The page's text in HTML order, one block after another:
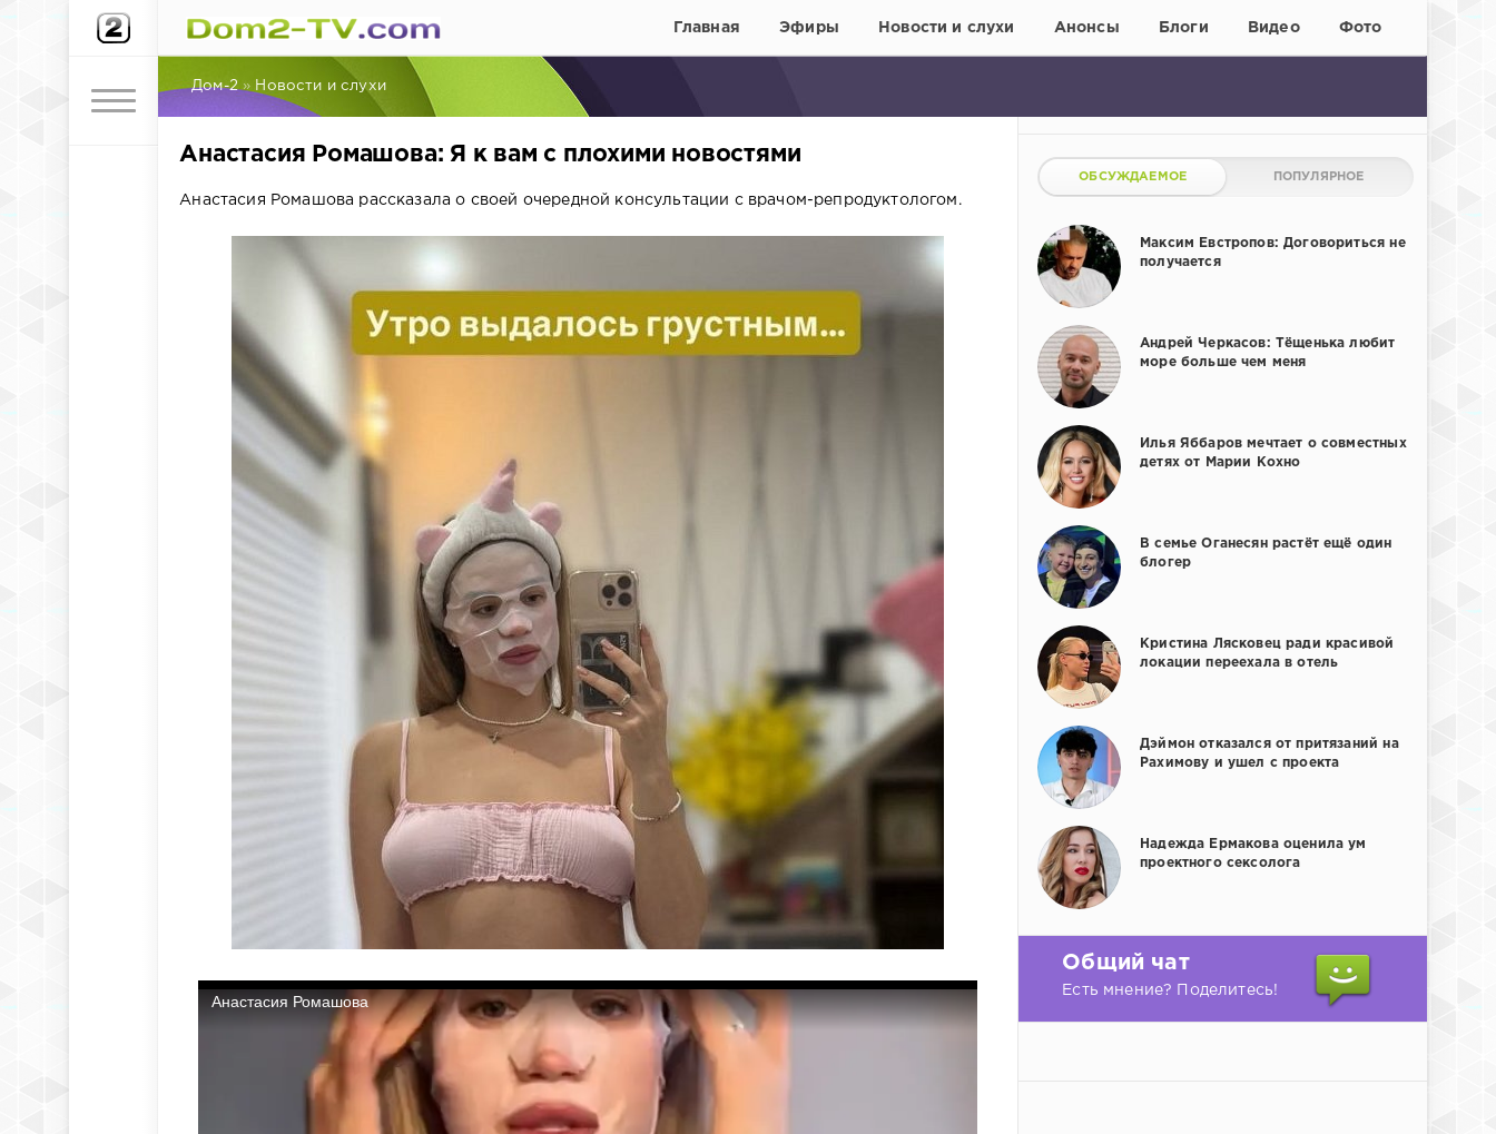
Главная Эфиры Новости и слухи Анонсы Блоги Видео Фото
Дом-2 » Новости и слухи
Анастасия Ромашова: Я к вам с плохими новостями
Анастасия Ромашова рассказала о своей очередной консультации с врачом-репродуктологом.
ОБСУЖДАЕМОЕ ПОПУЛЯРНОЕ
Максим Евстропов: Договориться не
получается
Андрей Черкасов: Тёщенька любит
море больше чем меня
Илья Яббаров мечтает о совместных
детях от Марии Кохно
В семье Оганесян растёт ещё один
блогер
Кристина Лясковец ради красивой
локации переехала в отель
Дэймон отказался от притязаний на
Рахимову и ушел с проекта
Надежда Ермакова оценила ум
проектного сексолога
Общий чат
Есть мнение? Поделитесь!